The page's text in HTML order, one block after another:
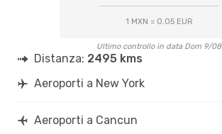
1 MXN = 0.05 EUR
Ultimo controllo in data Dom 9/08
Distanza: 2495 kms
Aeroporti a New York
Aeroporti a Cancun